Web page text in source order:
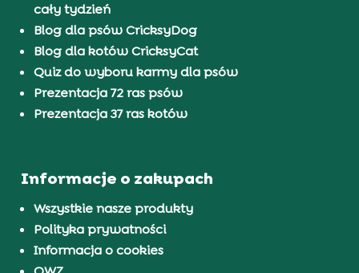
cały tydzień
Blog dla psów CricksyDog
Blog dla kotów CricksyCat
Quiz do wyboru karmy dla psów
Prezentacja 72 ras psów
Prezentacja 37 ras kotów
Informacje o zakupach
Wszystkie nasze produkty
Polityka prywatności
Informacja o cookies